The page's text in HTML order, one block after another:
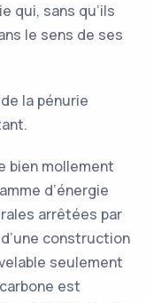
qui, sans qu’ils
le sens de ses
la pénurie
bien mollement
d’énergie
arrêtées par
construction
seulement
est